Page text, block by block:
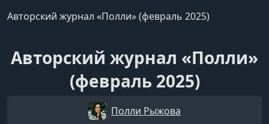
Авторский журнал «Полли» (февраль 2025)
Авторский журнал «Полли»
(февраль 2025)
Полли Рыжова